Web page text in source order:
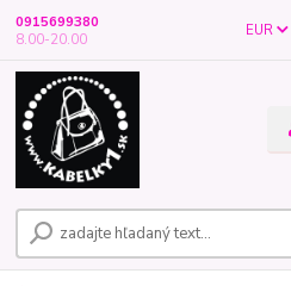
EUR
0915699380
8.00-20.00